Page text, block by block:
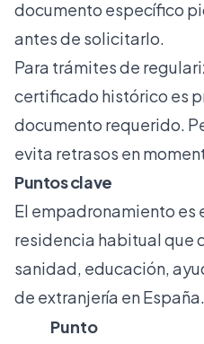
documento específico
antes de solicitarlo.
Para trámites de
certificado histórico es
documento requerido.
evita retrasos en
Puntos clave
El empadronamiento
residencia habitual que
sanidad, educación,
de extranjería en España.
Punto